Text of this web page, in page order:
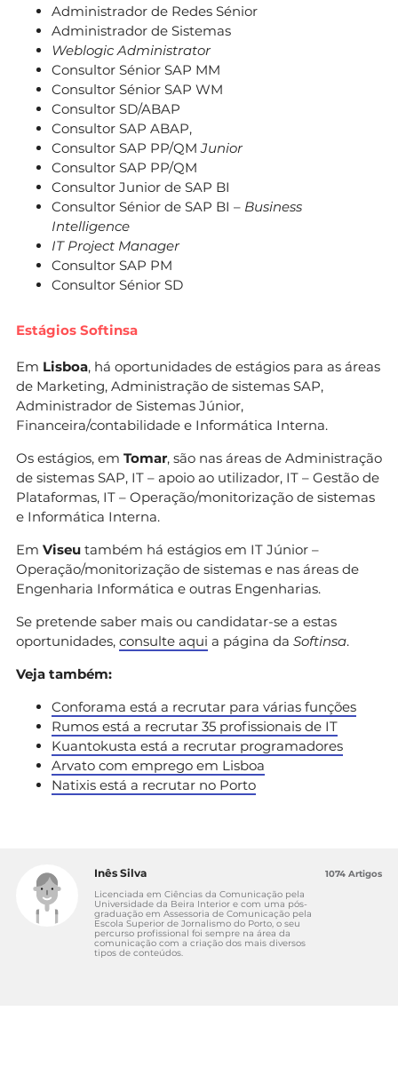
Administrador de Redes Sénior
Administrador de Sistemas
Weblogic Administrator
Consultor Sénior SAP MM
Consultor Sénior SAP WM
Consultor SD/ABAP
Consultor SAP ABAP,
Consultor SAP PP/QMJunior
Consultor SAP PP/QM
Consultor Junior de SAP BI
Consultor Sénior de SAP BI – Business
Intelligence
IT Project Manager
Consultor SAP PM
Consultor Sénior SD
Estágios Softinsa
Em Lisboa, há oportunidades de estágios para as áreas
de Marketing, Administração de sistemas SAP,
Administrador de Sistemas Júnior,
Financeira/contabilidade e Informática Interna.
Os estágios, em Tomar, são nas áreas de Administração
de sistemas SAP, IT – apoio ao utilizador, IT – Gestão de
Plataformas, IT – Operação/monitorização de sistemas
e Informática Interna.
Em Viseu também há estágios em IT Júnior –
Operação/monitorização de sistemas e nas áreas de
Engenharia Informática e outras Engenharias.
Se pretende saber mais ou candidatar-se a estas
oportunidades, consulte aqui a página da Softinsa.
Veja também:
Conforama está a recrutar para várias funções
Rumos está a recrutar 35 profissionais de IT
Kuantokusta está a recrutar programadores
Arvato com emprego em Lisboa
Natixis está a recrutar no Porto
Inês Silva
Licenciada em Ciências da Comunicação pela
Universidade da Beira Interior e com uma pós-
graduação em Assessoria de Comunicação pela
Escola Superior de Jornalismo do Porto, o seu
percurso profissional foi sempre na área da
comunicação com a criação dos mais diversos
tipos de conteúdos.
1074 Artigos